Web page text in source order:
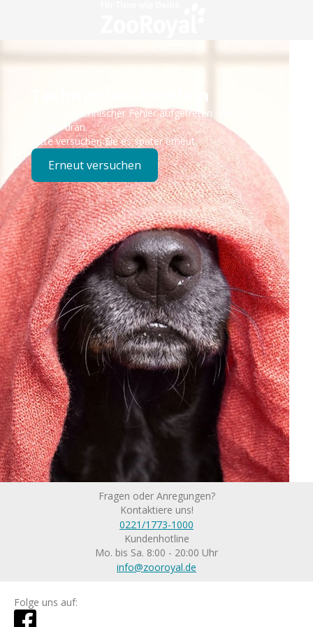
Technisches Problem
Es ist ein technischer Fehler aufgetreten – wir sind
bereits dran.
Bitte versuchen Sie es später erneut.
Erneut versuchen
Fragen oder Anregungen?
Kontaktiere uns!
0221/1773-1000
Kundenhotline
Mo. bis Sa. 8:00 - 20:00 Uhr
info@zooroyal.de
Folge uns auf: